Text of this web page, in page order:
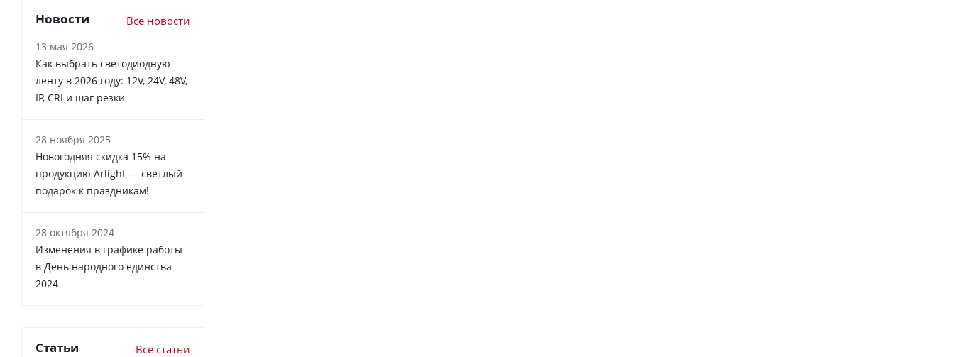
Новости Все новости
13 мая 2026
Как выбрать светодиодную
ленту в 2026 году: 12V, 24V, 48V,
IP, CRI и шаг резки
28 ноября 2025
Новогодняя скидка 15% на
продукцию Arlight — светлый
подарок к праздникам!
28 октября 2024
Изменения в графике работы
в День народного единства
2024
Статьи Все статьи